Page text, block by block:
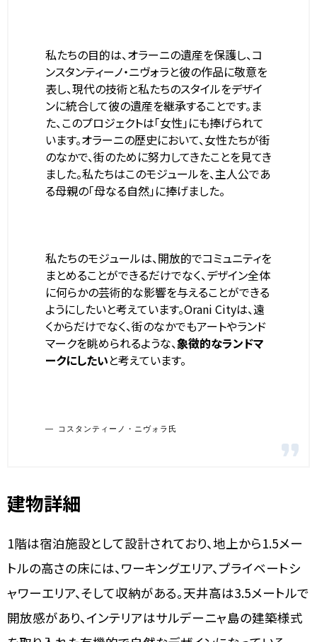
私たちの目的は、オラーニの遺産を保護し、コ
ンスタンティーノ・ニヴォラと彼の作品に敬意を
表し、現代の技術と私たちのスタイルをデザイ
ンに統合して彼の遺産を継承することです。ま
た、このプロジェクトは「女性」にも捧げられて
います。オラーニの歴史において、女性たちが街
のなかで、街のために努力してきたことを見てき
ました。私たちはこのモジュールを、主人公であ
る母親の「母なる自然」に捧げました。
私たちのモジュールは、開放的でコミュニティを
まとめることができるだけでなく、デザイン全体
に何らかの芸術的な影響を与えることができる
ようにしたいと考えています。Orani Cityは、遠
くからだけでなく、街のなかでもアートやランド
マークを眺められるような、象徴的なランドマ
ークにしたいと考えています。
コスタンティーノ・ニヴォラ氏
建物詳細
1階は宿泊施設として設計されており、地上から1.5メー
トルの高さの床には、ワーキングエリア、プライベートシ
ャワーエリア、そして収納がある。天井高は3.5メートルで
開放感があり、インテリアはサルデーニャ島の建築様式